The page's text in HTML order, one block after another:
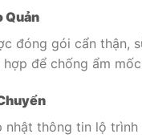
Quản
đóng gói cẩn thận,
hợp để chống ẩm
nhật thông tin lộ trình